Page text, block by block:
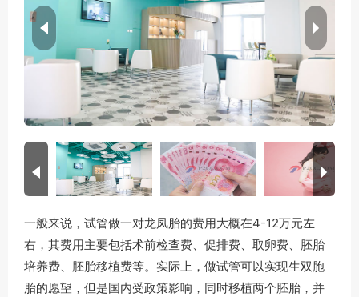
一般来说，试管做一对龙凤胎的费用大概在4-12万元左
右，其费用主要包括术前检查费、促排费、取卵费、胚胎
培养费、胚胎移植费等。实际上，做试管可以实现生双胞
胎的愿望，但是国内受政策影响，同时移植两个胚胎，并